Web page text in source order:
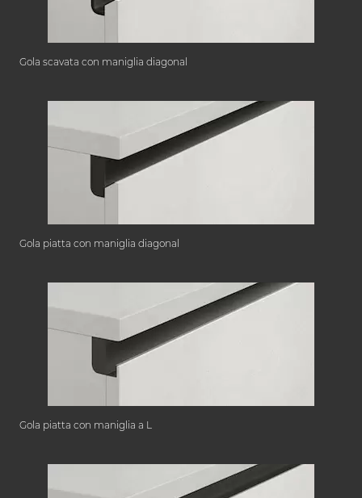
Gola scavata con maniglia diagonal
Gola piatta con maniglia diagonal
Gola piatta con maniglia a L